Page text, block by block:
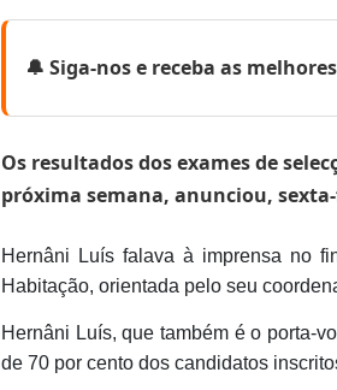
🔔 Siga-nos e receba as
Os resultados dos exames de
próxima semana, anunciou,
Hernâni Luís falava à imprensa no
Habitação, orientada pelo seu
Hernâni Luís, que também é o porta-
de 70 por cento dos candidatos